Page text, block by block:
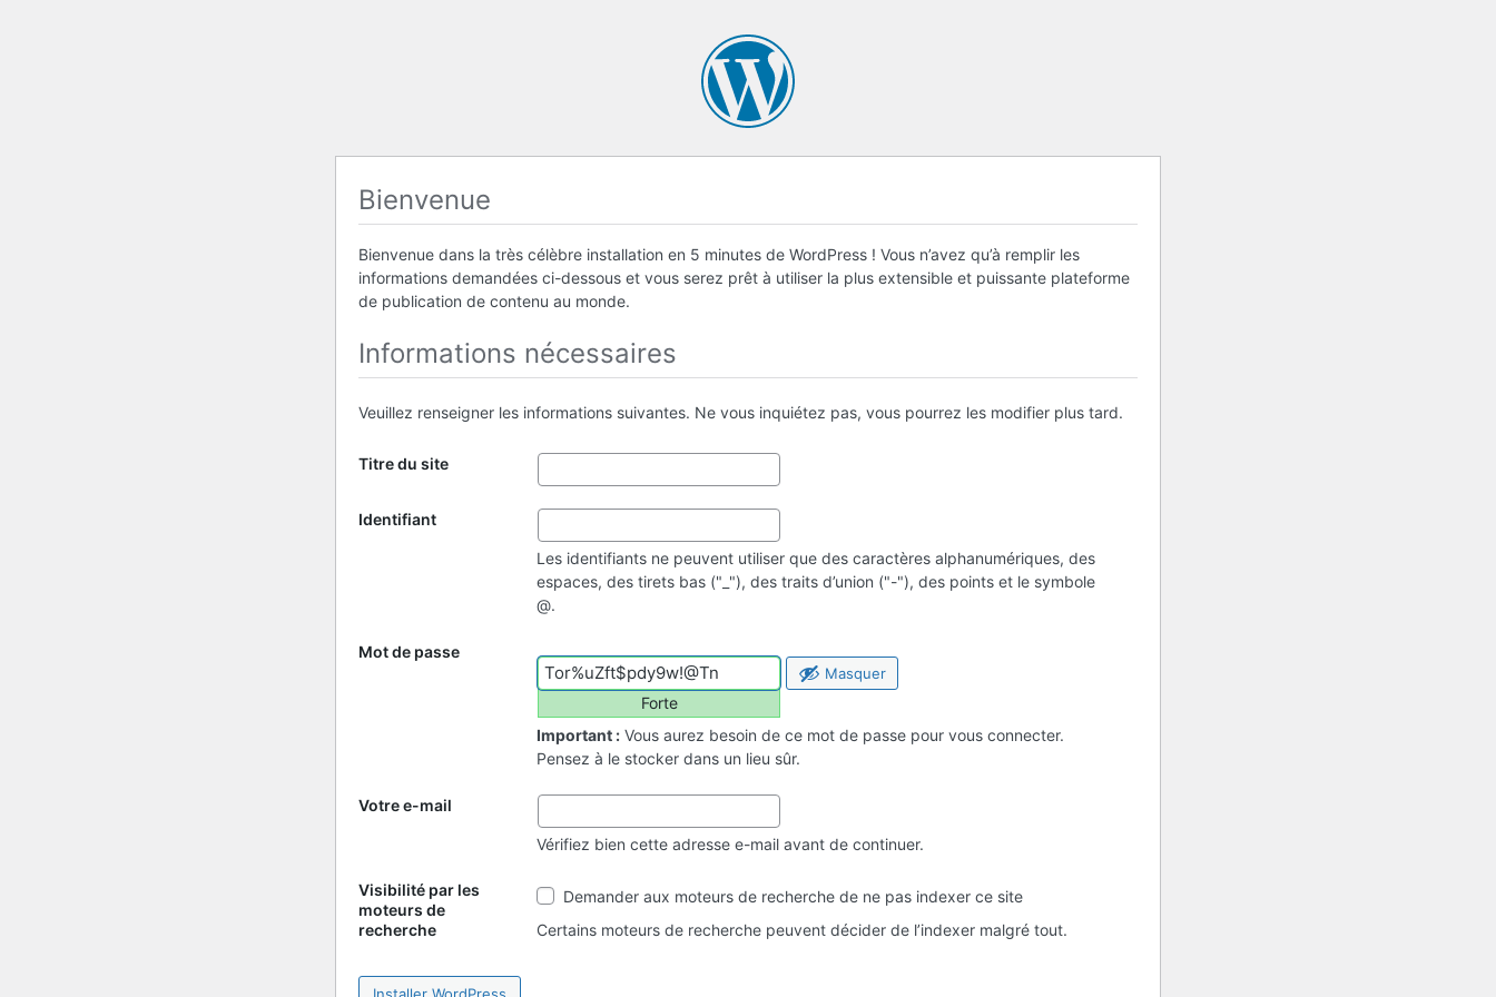
Bienvenue
Bienvenue dans la très célèbre installation en 5 minutes de WordPress ! Vous n’avez qu’à remplir les
informations demandées ci-dessous et vous serez prêt à utiliser la plus extensible et puissante plateforme
de publication de contenu au monde.
Informations nécessaires
Veuillez renseigner les informations suivantes. Ne vous inquiétez pas, vous pourrez les modifier plus tard.
Titre du site
Identifiant
Les identifiants ne peuvent utiliser que des caractères alphanumériques, des
espaces, des tirets bas ("_"), des traits d’union ("-"), des points et le symbole
@.
Mot de passe
Masquer
Forte
Important : Vous aurez besoin de ce mot de passe pour vous connecter.
Pensez à le stocker dans un lieu sûr.
Votre e-mail
Vérifiez bien cette adresse e-mail avant de continuer.
Visibilité par les
moteurs de
recherche
Visibilité
par
les
Demander aux moteurs de recherche de ne pas indexer ce site
Certains moteurs de recherche peuvent décider de l’indexer malgré tout.